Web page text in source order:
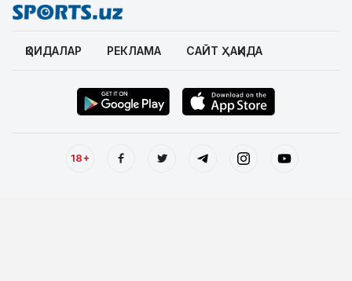
ҚОИДАЛАР РЕКЛАМА САЙТ ҲАҚИДА
18+